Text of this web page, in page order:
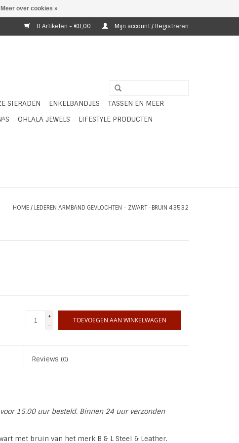
0 Artikelen - €0,00 Mijn account / Registreren
SIERADEN ENKELBANDJES
TASSEN EN MEER
OHLALA JEWELS
LIFESTYLE PRODUCTEN
HOME/ LEDEREN ARMBAND GEVLOCHTEN - ZWART -BRUIN 43532
+
-
TOEVOEGEN AAN WINKELWAGEN
Reviews (0)
15.00 uur besteld. Binnen 24 uur verzonden
met bruin van het merk B & L Steel & Leather.
Meer over cookies »